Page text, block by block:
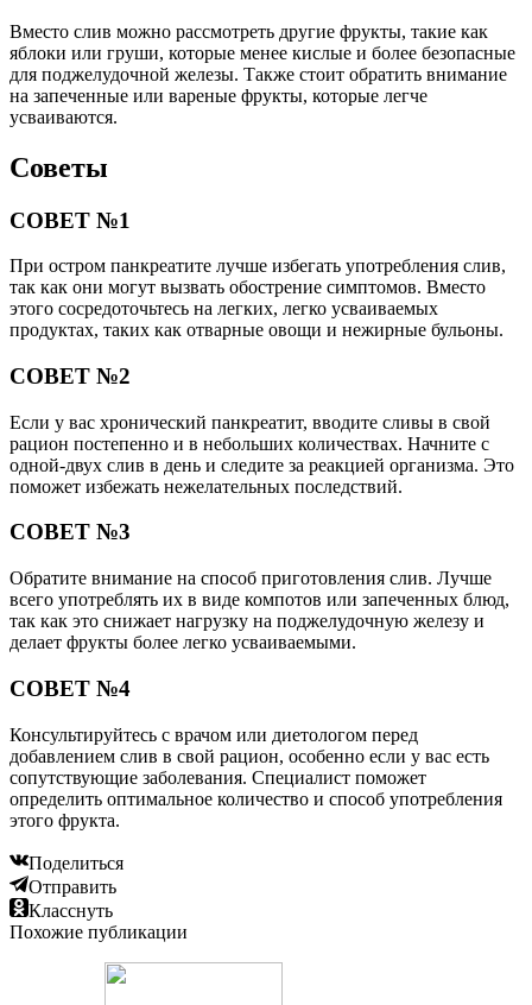
Вместо слив можно рассмотреть другие фрукты, такие как
яблоки или груши, которые менее кислые и более безопасные
для поджелудочной железы. Также стоит обратить внимание
на запеченные или вареные фрукты, которые легче
усваиваются.
Советы
СОВЕТ №1
При остром панкреатите лучше избегать употребления слив,
так как они могут вызвать обострение симптомов. Вместо
этого сосредоточьтесь на легких, легко усваиваемых
продуктах, таких как отварные овощи и нежирные бульоны.
СОВЕТ №2
Если у вас хронический панкреатит, вводите сливы в свой
рацион постепенно и в небольших количествах. Начните с
одной-двух слив в день и следите за реакцией организма. Это
поможет избежать нежелательных последствий.
СОВЕТ №3
Обратите внимание на способ приготовления слив. Лучше
всего употреблять их в виде компотов или запеченных блюд,
так как это снижает нагрузку на поджелудочную железу и
делает фрукты более легко усваиваемыми.
СОВЕТ №4
Консультируйтесь с врачом или диетологом перед
добавлением слив в свой рацион, особенно если у вас есть
сопутствующие заболевания. Специалист поможет
определить оптимальное количество и способ употребления
этого фрукта.
Поделиться
Отправить
Класснуть
Похожие публикации